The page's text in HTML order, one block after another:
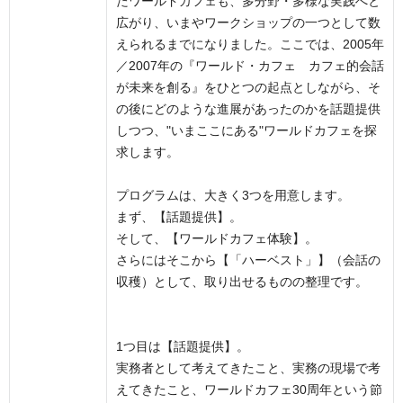
広がり、いまやワークショップの一つとして数
えられるまでになりました。ここでは、2005年
／2007年の『ワールド・カフェ カフェ的会話
が未来を創る』をひとつの起点としながら、そ
の後にどのような進展があったのかを話題提供
しつつ、"いまここにある"ワールドカフェを探
求します。
プログラムは、大きく3つを用意します。
まず、【話題提供】。
そして、【ワールドカフェ体験】。
さらにはそこから【「ハーベスト」】（会話の
収穫）として、取り出せるものの整理です。
1つ目は【話題提供】。
実務者として考えてきたこと、実務の現場で考
えてきたこと、ワールドカフェ30周年という節